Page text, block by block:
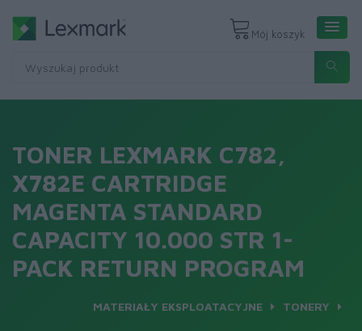
Mój koszyk
TONER LEXMARK C782,
X782E CARTRIDGE
MAGENTA STANDARD
CAPACITY 10.000 STR 1-
PACK RETURN PROGRAM
MATERIAŁY EKSPLOATACYJNE TONERY